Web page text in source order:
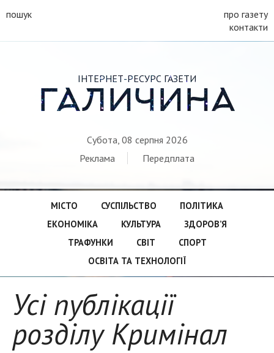
пошук
про газету
контакти
ІНТЕРНЕТ-РЕСУРС ГАЗЕТИ
ГАЛИЧИНА
Субота, 08 серпня 2026
Реклама
Передплата
МІСТО СУСПІЛЬСТВО
ПОЛІТИКА
ЕКОНОМІКА
КУЛЬТУРА
ЗДОРОВ’Я
ТРАФУНКИ
СВІТ
СПОРТ
ОСВІТА ТА ТЕХНОЛОГІЇ
Усі публікації
розділу Кримінал